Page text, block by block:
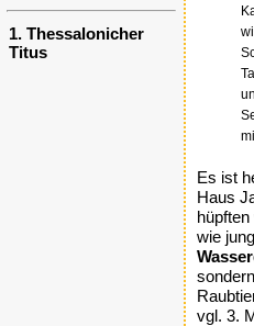
1. Thessalonicher
Titus
Es ist
Haus
wie
vgl. 3.